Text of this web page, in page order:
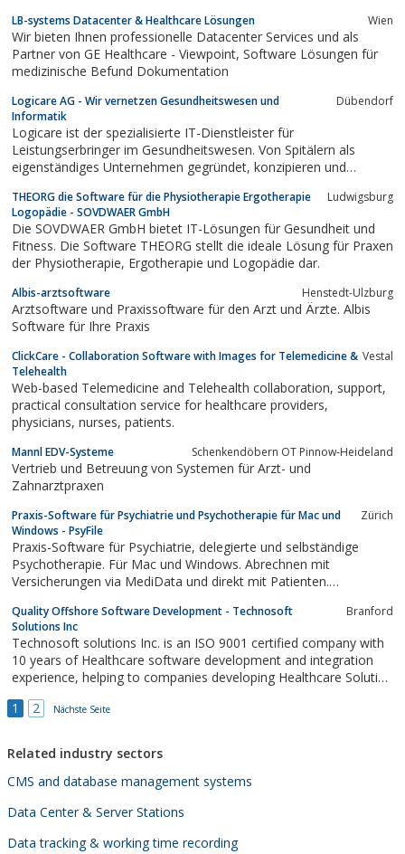
LB-systems Datacenter & Healthcare Lösungen Wien
Wir bieten Ihnen professionelle Datacenter Services und als
Partner von GE Healthcare - Viewpoint, Software Lösungen für
medizinische Befund Dokumentation
Logicare AG - Wir vernetzen Gesundheitswesen und
Informatik
Dübendorf
Logicare ist der spezialisierte IT-Dienstleister für
Leistungserbringer im Gesundheitswesen. Von Spitälern als
eigenständiges Unternehmen gegründet, konzipieren und
Akutspitäler, Pflegeeinrichtungen und weitere Institutionen.
THEORG die Software für die Physiotherapie Ergotherapie
Logopädie - SOVDWAER GmbH
Ludwigsburg
Die SOVDWAER GmbH bietet IT-Lösungen für Gesundheit und
Fitness. Die Software THEORG stellt die ideale Lösung für Praxen
der Physiotherapie, Ergotherapie und Logopädie dar.
Albis-arztsoftware Henstedt-Ulzburg
Arztsoftware und Praxissoftware für den Arzt und Ärzte. Albis
Software für Ihre Praxis
ClickCare - Collaboration Software with Images for Telemedicine &
Telehealth
Vestal
Web-based Telemedicine and Telehealth collaboration, support,
practical consultation service for healthcare providers,
physicians, nurses, patients.
Mannl EDV-Systeme Schenkendöbern OT Pinnow-Heideland
Vertrieb und Betreuung von Systemen für Arzt- und
Zahnarztpraxen
Praxis-Software für Psychiatrie und Psychotherapie für Mac und
Windows - PsyFile
Zürich
Praxis-Software für Psychiatrie, delegierte und selbständige
Psychotherapie. Für Mac und Windows. Abrechnen mit
Versicherungen via MediData und direkt mit Patienten.
sicher, vernetzt.
Quality Offshore Software Development - Technosoft
Solutions Inc
Branford
Technosoft solutions Inc. is an ISO 9001 certified company with
10 years of Healthcare software development and integration
experience, helping to companies developing Healthcare Solution
support services.Technosoft is SEI Partner and a CMMI ML2
1 2 Nächste Seite
Related industry sectors
CMS and database management systems
Data Center & Server Stations
Data tracking & working time recording